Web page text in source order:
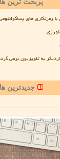
پربحث ترین ها
رمزنگاری های
به تلویزیون برمی
جدیدترین ها